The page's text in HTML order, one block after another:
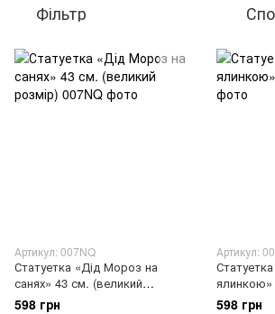
Фільтр
Артикул: 007NQ
Статуетка «Дід Мороз на
санях» 43 см. (великий
розмір)
598 грн
Артикул:
ялинкою»
598 грн